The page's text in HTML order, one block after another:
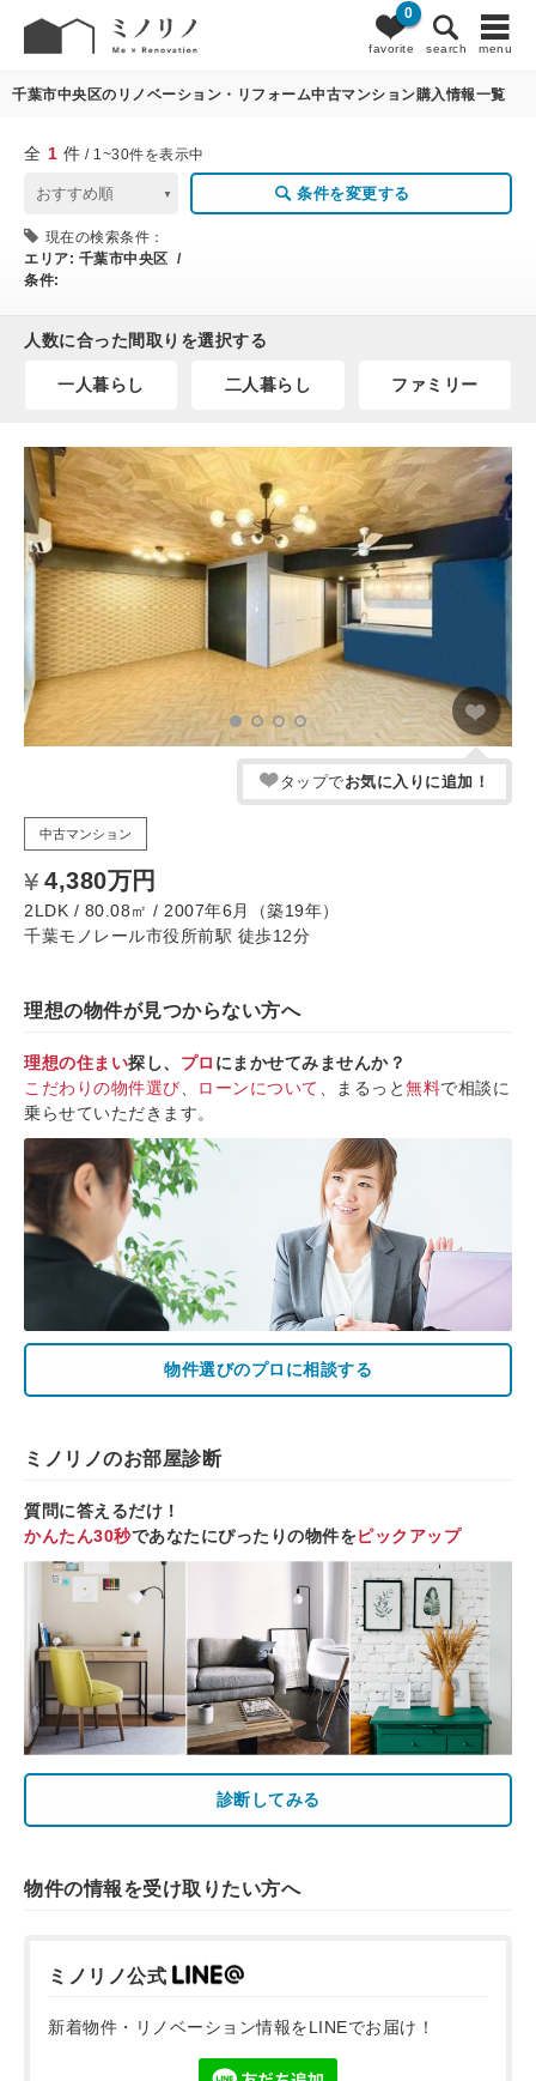
favorite
0
search menu
1 条件変更
千葉市中央区のリノベーション・リフォーム中古マンション購入情報一覧
全 1 件 / 1~30件を表示中
条件を変更する
現在の検索条件：
エリア: 千葉市中央区 /
条件:
人数に合った間取りを選択する
一人暮らし 二人暮らし ファミリー
タップでお気に入りに追加！
中古マンション
4,380万円
2LDK / 80.08㎡ / 2007年6月（築19年）
千葉モノレール市役所前駅 徒歩12分
理想の物件が見つからない方へ
理想の住まい探し、 プロ にまかせてみませんか？
こだわりの物件選び
ローンについて 、まるっと無料で相談に
乗らせていただきます。
物件選びのプロに相談する
ミノリノのお部屋診断
質問に答えるだけ！
かんたん30秒であなたにぴったりの物件をピックアップ
診断してみる
物件の情報を受け取りたい方へ
ミノリノ公式
新着物件・リノベーション情報をLINEでお届け！